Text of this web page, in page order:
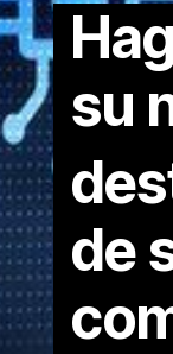
su
de